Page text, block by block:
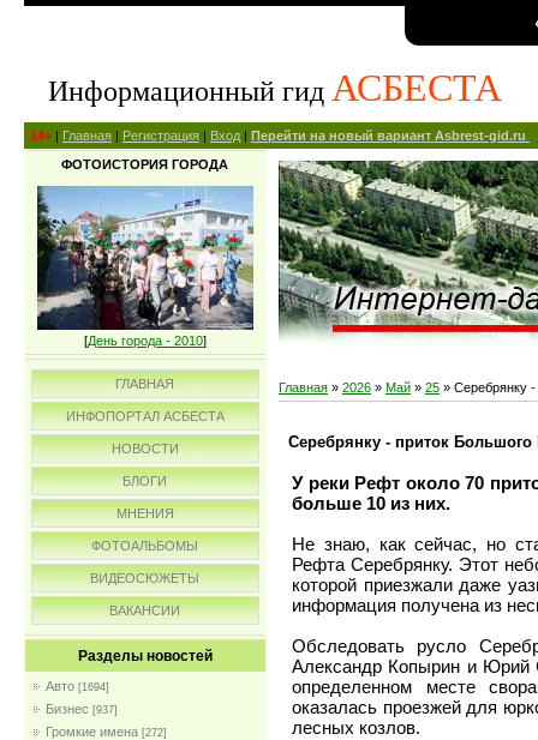
Информационный гид АСБЕСТА
14+ | Главная | Регистрация | Вход | Перейти на новый вариант Asbrest-gid.ru
ФОТОИСТОРИЯ ГОРОДА
[День города - 2010]
ГЛАВНАЯ
ИНФОПОРТАЛ АСБЕСТА
НОВОСТИ
БЛОГИ
МНЕНИЯ
ФОТОАЛЬБОМЫ
ВИДЕОСЮЖЕТЫ
ВАКАНСИИ
Разделы новостей
Авто [1694]
Бизнес [937]
Громкие имена [272]
Главная » 2026 » Май » 25 » Серебрянку
Серебрянку - приток
У реки Рефт около 70
больше 10 из них.
Не знаю, как сейчас, но
Рефта Серебрянку. Этот
которой приезжали даже
информация получена из
Обследовать русло
Александр Копырин и Юрий
определенном месте
оказалась проезжей для
лесных козлов.